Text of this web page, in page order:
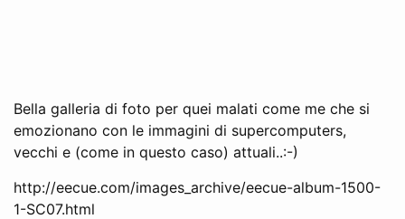
Bella galleria di foto per quei malati come me che si
emozionano con le immagini di supercomputers,
vecchi e (come in questo caso) attuali..:-)
http://eecue.com/images_archive/eecue-album-1500-
1-SC07.html